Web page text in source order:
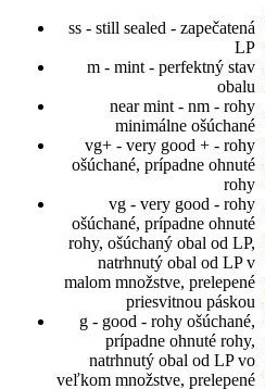
ss - still sealed - zapečatená
LP
m - mint - perfektný stav
obalu
near mint - nm - rohy
minimálne ošúchané
vg+ - very good + - rohy
ošúchané, prípadne ohnuté
rohy
vg - very good - rohy
ošúchané, prípadne ohnuté
rohy, ošúchaný obal od LP,
natrhnutý obal od LP v
malom množstve, prelepené
priesvitnou páskou
g - good - rohy ošúchané,
prípadne ohnuté rohy,
natrhnutý obal od LP vo
veľkom množstve, prelepené